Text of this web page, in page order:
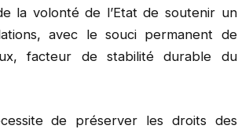
la volonté de l’Etat de soutenir un
avec le souci permanent de
facteur de stabilité durable du
de préserver les droits des